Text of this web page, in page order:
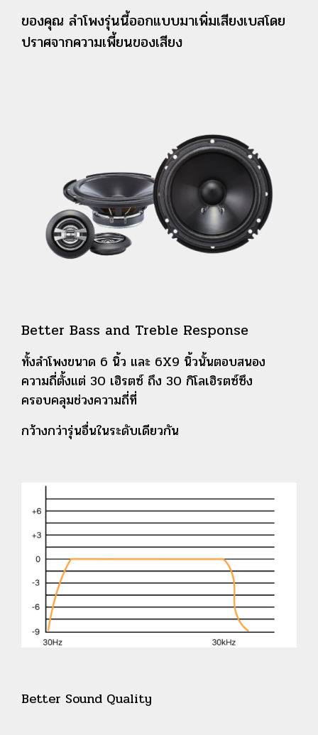
ของคุณ ลำโพงรุ่นนี้ออกแบบมาเพิ่มเสียงเบสโดย
ปราศจากความเพี้ยนของเสียง
Better Bass and Treble Response
ทั้งลำโพงขนาด 6 นิ้ว และ 6X9 นิ้วนั้นตอบสนอง
ความถี่ตั้งแต่ 30 เฮิรตซ์ ถึง 30 กิโลเฮิรตซ์ซึง
ครอบคลุมช่วงความถี่ที่
กว้างกว่ารุ่นอื่นในระดับเดียวกัน
Better Sound Quality